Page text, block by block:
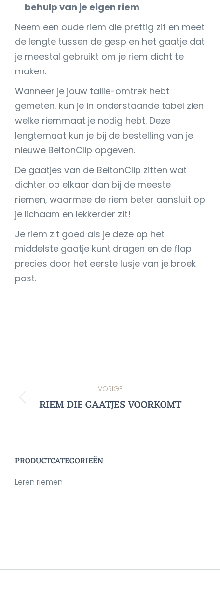
behulp van je eigen riem
Neem een oude riem die prettig zit en meet
de lengte tussen de gesp en het gaatje dat
je meestal gebruikt om je riem dicht te
maken.
Wanneer je jouw taille-omtrek hebt
gemeten, kun je in onderstaande tabel zien
welke riemmaat je nodig hebt. Deze
lengtemaat kun je bij de bestelling van je
nieuwe BeltonClip opgeven.
De gaatjes van de BeltonClip zitten wat
dichter op elkaar dan bij de meeste
riemen, waarmee de riem beter aansluit op
je lichaam en lekkerder zit!
Je riem zit goed als je deze op het
middelste gaatje kunt dragen en de flap
precies door het eerste lusje van je broek
past.
POST
NAVIGATION
VORIGE
Vorige
RIEM DIE GAATJES VOORKOMT
PRODUCTCATEGORIEËN
Leren riemen